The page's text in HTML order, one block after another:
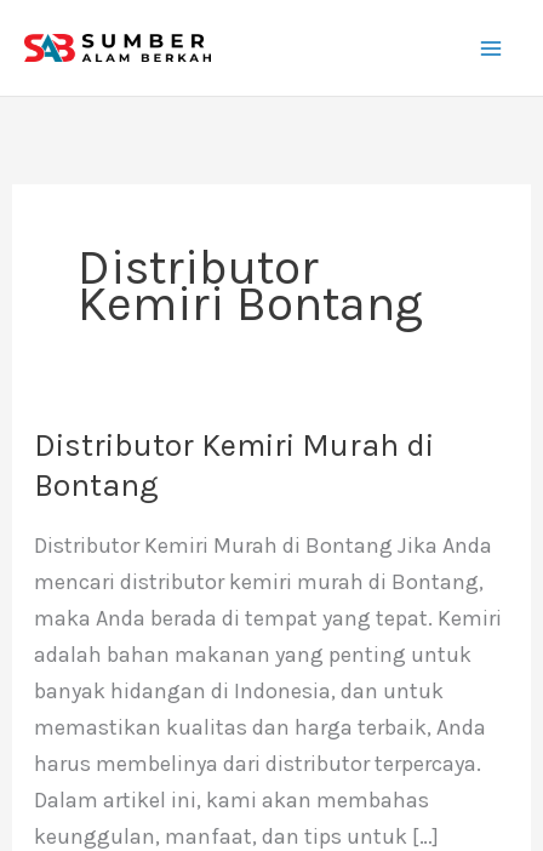
konten
Distributor
Kemiri Bontang
Distributor Kemiri Murah di
Bontang
Distributor Kemiri Murah di Bontang Jika Anda
mencari distributor kemiri murah di Bontang,
maka Anda berada di tempat yang tepat. Kemiri
adalah bahan makanan yang penting untuk
banyak hidangan di Indonesia, dan untuk
memastikan kualitas dan harga terbaik, Anda
harus membelinya dari distributor terpercaya.
Dalam artikel ini, kami akan membahas
keunggulan, manfaat, dan tips untuk […]
Distributor
Kemiri
di
Bontang